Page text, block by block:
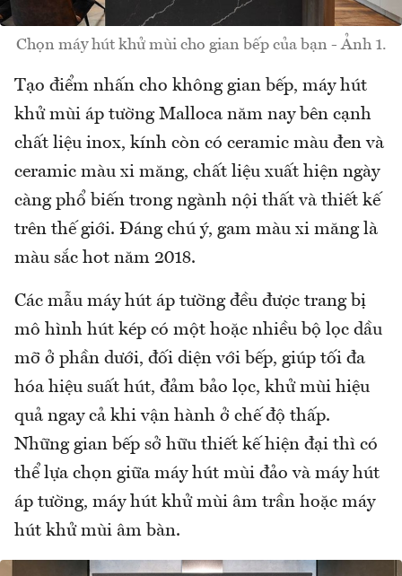
Chọn máy hút khử mùi cho gian bếp của bạn - Ảnh 1.
Tạo điểm nhấn cho không gian bếp, máy hút
khử mùi áp tường Malloca năm nay bên cạnh
chất liệu inox, kính còn có ceramic màu đen và
ceramic màu xi măng, chất liệu xuất hiện ngày
càng phổ biến trong ngành nội thất và thiết kế
trên thế giới. Đáng chú ý, gam màu xi măng là
màu sắc hot năm 2018.
Các mẫu máy hút áp tường đều được trang bị
mô hình hút kép có một hoặc nhiều bộ lọc dầu
mỡ ở phần dưới, đối diện với bếp, giúp tối đa
hóa hiệu suất hút, đảm bảo lọc, khử mùi hiệu
quả ngay cả khi vận hành ở chế độ thấp.
Những gian bếp sở hữu thiết kế hiện đại thì có
thể lựa chọn giữa máy hút mùi đảo và máy hút
áp tường, máy hút khử mùi âm trần hoặc máy
hút khử mùi âm bàn.